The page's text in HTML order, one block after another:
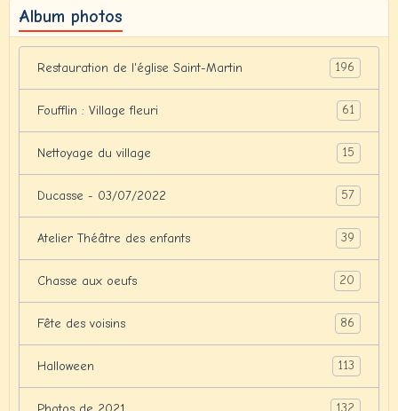
Album photos
Restauration de l'église Saint-Martin 196
Foufflin : Village fleuri 61
Nettoyage du village 15
Ducasse - 03/07/2022 57
Atelier Théâtre des enfants 39
Chasse aux oeufs 20
Fête des voisins 86
Halloween 113